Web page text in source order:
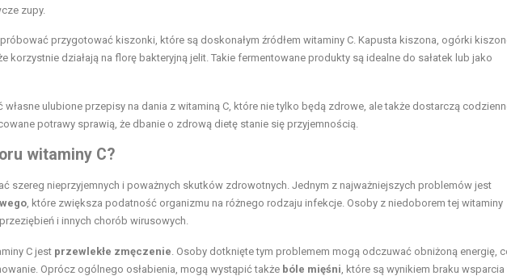
zupy.
przygotować kiszonki, które są doskonałym źródłem witaminy C. Kapusta kiszona, ogórki
korzystnie działają na florę bakteryjną jelit. Takie fermentowane produkty są idealne do sałatek lub jako
ulubione przepisy na dania z witaminą C, które nie tylko będą zdrowe, ale także dostarczą
potrawy sprawią, że dbanie o zdrową dietę stanie się przyjemnością.
witaminy C?
szereg nieprzyjemnych i poważnych skutków zdrowotnych. Jednym z najważniejszych problemów jest
, które zwiększa podatność organizmu na różnego rodzaju infekcje. Osoby z niedoborem tej witaminy
i innych chorób wirusowych.
C jest przewlekłe zmęczenie. Osoby dotknięte tym problemem mogą odczuwać obniżoną energię,
Oprócz ogólnego osłabienia, mogą wystąpić także bóle mięśni, które są wynikiem braku wsparcia